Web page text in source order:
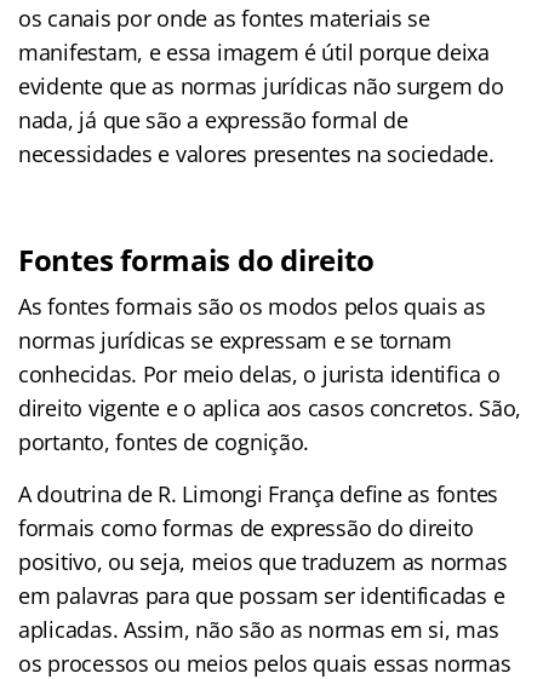
os canais por onde as fontes materiais se
manifestam, e essa imagem é útil porque deixa
evidente que as normas jurídicas não surgem do
nada, já que são a expressão formal de
necessidades e valores presentes na sociedade.
Fontes formais do direito
As fontes formais são os modos pelos quais as
normas jurídicas se expressam e se tornam
conhecidas. Por meio delas, o jurista identifica o
direito vigente e o aplica aos casos concretos. São,
portanto, fontes de cognição.
A doutrina de R. Limongi França define as fontes
formais como formas de expressão do direito
positivo, ou seja, meios que traduzem as normas
em palavras para que possam ser identificadas e
aplicadas. Assim, não são as normas em si, mas
os processos ou meios pelos quais essas normas